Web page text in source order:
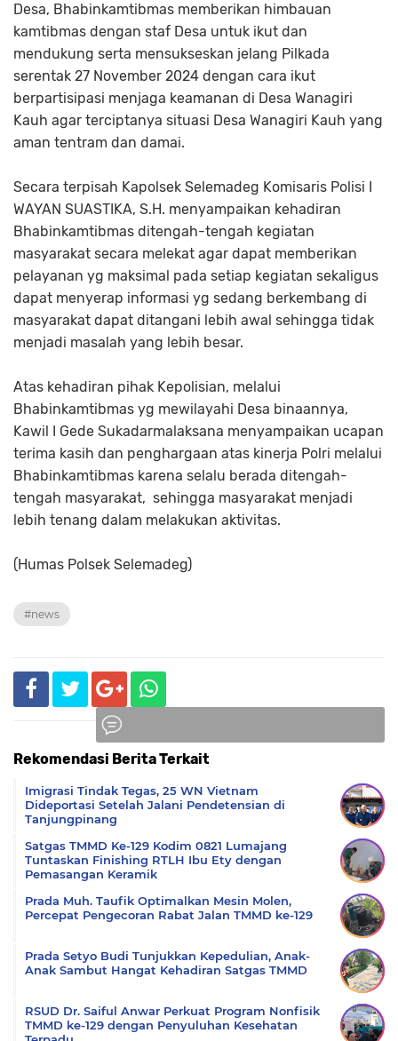
Desa, Bhabinkamtibmas memberikan himbauan
kamtibmas dengan staf Desa untuk ikut dan
mendukung serta mensukseskan jelang Pilkada
serentak 27 November 2024 dengan cara ikut
berpartisipasi menjaga keamanan di Desa Wanagiri
Kauh agar terciptanya situasi Desa Wanagiri Kauh yang
aman tentram dan damai.
Secara terpisah Kapolsek Selemadeg Komisaris Polisi I
WAYAN SUASTIKA, S.H. menyampaikan kehadiran
Bhabinkamtibmas ditengah-tengah kegiatan
masyarakat secara melekat agar dapat memberikan
pelayanan yg maksimal pada setiap kegiatan sekaligus
dapat menyerap informasi yg sedang berkembang di
masyarakat dapat ditangani lebih awal sehingga tidak
menjadi masalah yang lebih besar.
Atas kehadiran pihak Kepolisian, melalui
Bhabinkamtibmas yg mewilayahi Desa binaannya,
Kawil I Gede Sukadarmalaksana menyampaikan ucapan
terima kasih dan penghargaan atas kinerja Polri melalui
Bhabinkamtibmas karena selalu berada ditengah-
tengah masyarakat, sehingga masyarakat menjadi
lebih tenang dalam melakukan aktivitas.
(Humas Polsek Selemadeg)
#news
Rekomendasi Berita Terkait
Imigrasi Tindak Tegas, 25 WN Vietnam
Dideportasi Setelah Jalani Pendetensian di
Tanjungpinang
Satgas TMMD Ke-129 Kodim 0821 Lumajang
Tuntaskan Finishing RTLH Ibu Ety dengan
Pemasangan Keramik
Prada Muh. Taufik Optimalkan Mesin Molen,
Percepat Pengecoran Rabat Jalan TMMD ke-129
Prada Setyo Budi Tunjukkan Kepedulian, Anak-
Anak Sambut Hangat Kehadiran Satgas TMMD
RSUD Dr. Saiful Anwar Perkuat Program Nonfisik
TMMD ke-129 dengan Penyuluhan Kesehatan